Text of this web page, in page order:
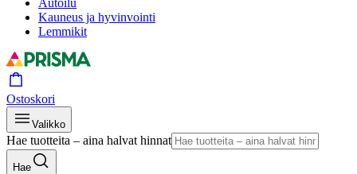
Autoilu
Kauneus ja hyvinvointi
Lemmikit
Ostoskori
Valikko
Hae tuotteita – aina halvat hinnat
Hae